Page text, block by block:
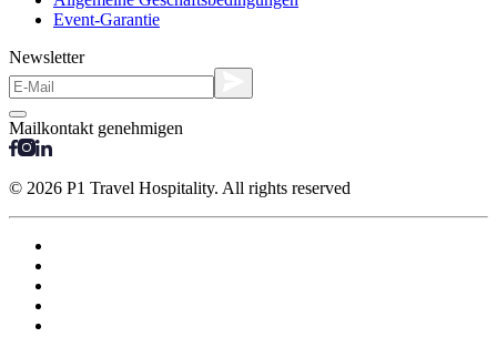
Event-Garantie
Newsletter
Mailkontakt genehmigen
© 2026 P1 Travel Hospitality. All rights reserved